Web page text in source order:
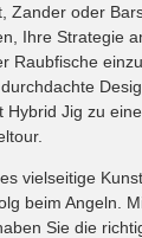
Zander oder
Ihre Strategie
Raubfische
Hybrid Jig zu
vielseitige
beim Angeln.
Sie die